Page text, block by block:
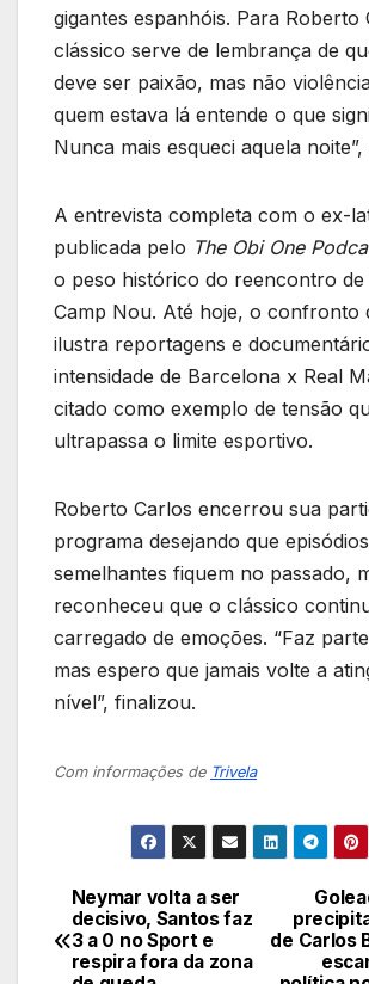
gigantes espanhóis. Para Roberto
clássico serve de lembrança de
deve ser paixão, mas não
quem estava lá entende o que
Nunca mais esqueci aquela
A entrevista completa com o ex-
publicada pelo The Obi One
o peso histórico do reencontro de
Camp Nou. Até hoje, o confronto
ilustra reportagens e
intensidade de Barcelona x Real
citado como exemplo de tensão
ultrapassa o limite esportivo.
Roberto Carlos encerrou sua
programa desejando que episódios
semelhantes fiquem no passado,
reconheceu que o clássico
carregado de emoções. “Faz
mas espero que jamais volte a
nível”, finalizou.
Com informações de Trivela
Navegação
de
de Carlos
Neymar volta a ser
decisivo, Santos faz
3 a 0 no Sport e
respira fora da zona